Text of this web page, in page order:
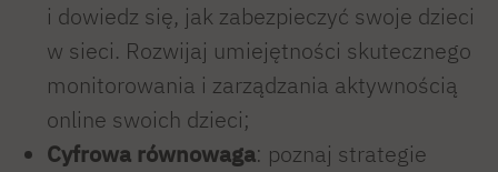
i dowiedz się, jak zabezpieczyć swoje dzieci
w sieci. Rozwijaj umiejętności skutecznego
monitorowania i zarządzania aktywnością
online swoich dzieci;
Cyfrowa równowaga: poznaj strategie